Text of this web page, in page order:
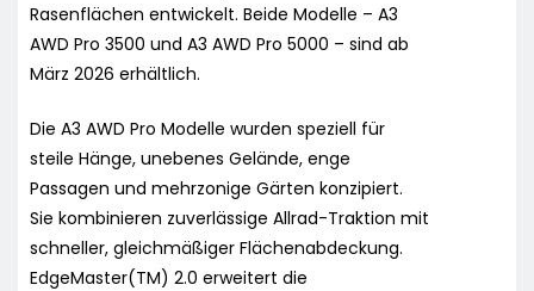
Rasenflächen entwickelt. Beide Modelle – A3
AWD Pro 3500 und A3 AWD Pro 5000 – sind ab
März 2026 erhältlich.
Die A3 AWD Pro Modelle wurden speziell für
steile Hänge, unebenes Gelände, enge
Passagen und mehrzonige Gärten konzipiert.
Sie kombinieren zuverlässige Allrad-Traktion mit
schneller, gleichmäßiger Flächenabdeckung.
EdgeMaster(TM) 2.0 erweitert die